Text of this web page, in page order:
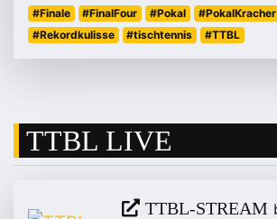
#Finale #FinalFour #Pokal
#PokalKracher
#Rekordkulisse
#tischtennis #TTBL
TTBL LIVE
TTBL-STREAM